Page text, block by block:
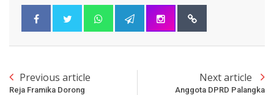
Previous article
Reja Framika Dorong
Next article
Anggota DPRD Palangka